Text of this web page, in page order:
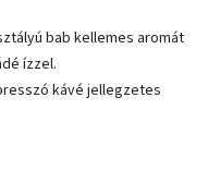
bab kellemes aromát
ízzel.
kávé jellegzetes